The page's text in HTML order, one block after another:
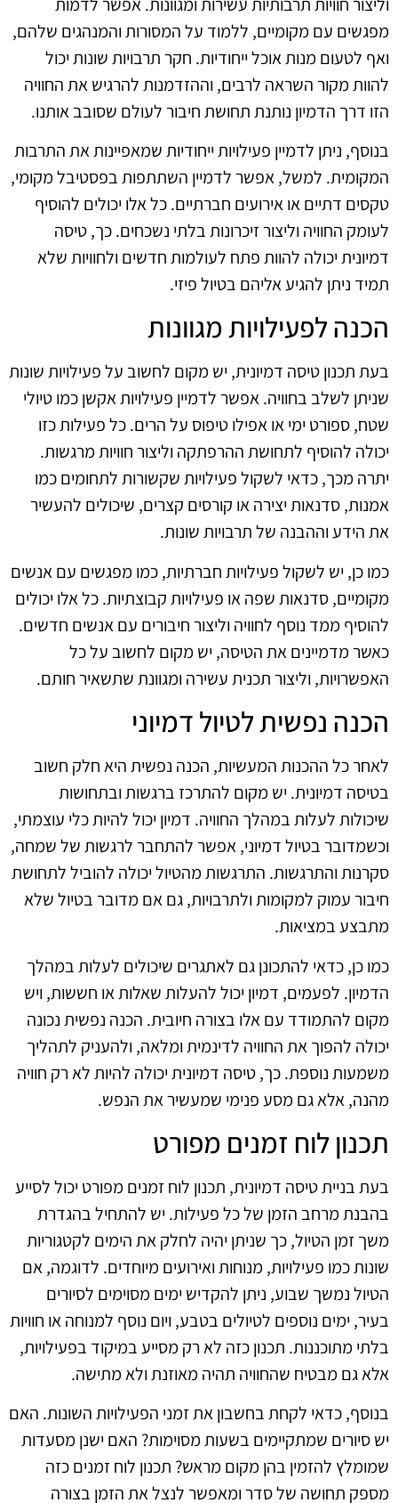
מפגשים עם מקומיים, ללמוד על המסורות והמנהגים שלהם,
ואף לטעום מנות אוכל ייחודיות. חקר תרבויות שונות יכול
להוות מקור השראה לרבים, וההזדמנות להרגיש את החוויה
הזו דרך הדמיון נותנת תחושת חיבור לעולם שסובב אותנו.
בנוסף, ניתן לדמיין פעילויות ייחודיות שמאפיינות את התרבות
המקומית. למשל, אפשר לדמיין השתתפות בפסטיבל מקומי,
טקסים דתיים או אירועים חברתיים. כל אלו יכולים להוסיף
לעומק החוויה וליצור זיכרונות בלתי נשכחים. כך, טיסה
דמיונית יכולה להוות פתח לעולמות חדשים ולחוויות שלא
תמיד ניתן להגיע אליהם בטיול פיזי.
הכנה לפעילויות מגוונות
בעת תכנון טיסה דמיונית, יש מקום לחשוב על פעילויות שונות
שניתן לשלב בחוויה. אפשר לדמיין פעילויות אקשן כמו טיולי
שטח, ספורט ימי או אפילו טיפוס על הרים. כל פעילות כזו
יכולה להוסיף לתחושת ההרפתקה וליצור חוויות מרגשות.
יתרה מכך, כדאי לשקול פעילויות שקשורות לתחומים כמו
אמנות, סדנאות יצירה או קורסים קצרים, שיכולים להעשיר
את הידע וההבנה של תרבויות שונות.
כמו כן, יש לשקול פעילויות חברתיות, כמו מפגשים עם אנשים
מקומיים, סדנאות שפה או פעילויות קבוצתיות. כל אלו יכולים
להוסיף ממד נוסף לחוויה וליצור חיבורים עם אנשים חדשים.
כאשר מדמיינים את הטיסה, יש מקום לחשוב על כל
האפשרויות, וליצור תכנית עשירה ומגוונת שתשאיר חותם.
הכנה נפשית לטיול דמיוני
לאחר כל ההכנות המעשיות, הכנה נפשית היא חלק חשוב
בטיסה דמיונית. יש מקום להתרכז ברגשות ובתחושות
שיכולות לעלות במהלך החוויה. דמיון יכול להיות כלי עוצמתי,
וכשמדובר בטיול דמיוני, אפשר להתחבר לרגשות של שמחה,
סקרנות והתרגשות. התרגשות מהטיול יכולה להוביל לתחושת
חיבור עמוק למקומות ולתרבויות, גם אם מדובר בטיול שלא
מתבצע במציאות.
כמו כן, כדאי להתכונן גם לאתגרים שיכולים לעלות במהלך
הדמיון. לפעמים, דמיון יכול להעלות שאלות או חששות, ויש
מקום להתמודד עם אלו בצורה חיובית. הכנה נפשית נכונה
יכולה להפוך את החוויה לדינמית ומלאה, ולהעניק לתהליך
משמעות נוספת. כך, טיסה דמיונית יכולה להיות לא רק חוויה
מהנה, אלא גם מסע פנימי שמעשיר את הנפש.
תכנון לוח זמנים מפורט
בעת בניית טיסה דמיונית, תכנון לוח זמנים מפורט יכול לסייע
בהבנת מרחב הזמן של כל פעילות. יש להתחיל בהגדרת
משך זמן הטיול, כך שניתן יהיה לחלק את הימים לקטגוריות
שונות כמו פעילויות, מנוחות ואירועים מיוחדים. לדוגמה, אם
הטיול נמשך שבוע, ניתן להקדיש ימים מסוימים לסיורים
בעיר, ימים נוספים לטיולים בטבע, ויום נוסף למנוחה או חוויות
בלתי מתוכננות. תכנון כזה לא רק מסייע במיקוד בפעילויות,
אלא גם מבטיח שהחוויה תהיה מאוזנת ולא מתישה.
בנוסף, כדאי לקחת בחשבון את זמני הפעילויות השונות. האם
יש סיורים שמתקיימים בשעות מסוימות? האם ישנן מסעדות
שמומלץ להזמין בהן מקום מראש? תכנון לוח זמנים כזה
מספק תחושה של סדר ומאפשר לנצל את הזמן בצורה